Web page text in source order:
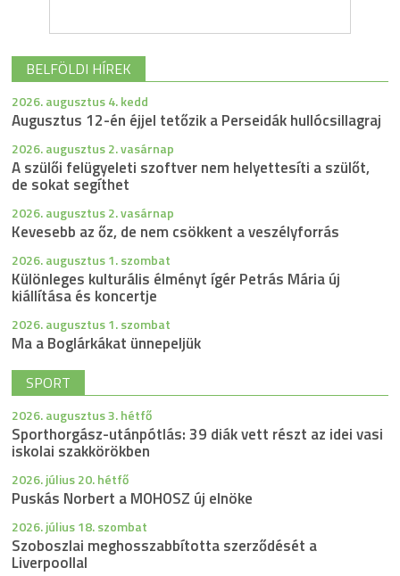
BELFÖLDI HÍREK
2026. augusztus 4. kedd
Augusztus 12-én éjjel tetőzik a Perseidák hullócsillagraj
2026. augusztus 2. vasárnap
A szülői felügyeleti szoftver nem helyettesíti a szülőt,
de sokat segíthet
2026. augusztus 2. vasárnap
Kevesebb az őz, de nem csökkent a veszélyforrás
2026. augusztus 1. szombat
Különleges kulturális élményt ígér Petrás Mária új
kiállítása és koncertje
2026. augusztus 1. szombat
Ma a Boglárkákat ünnepeljük
SPORT
2026. augusztus 3. hétfő
Sporthorgász-utánpótlás: 39 diák vett részt az idei vasi
iskolai szakkörökben
2026. július 20. hétfő
Puskás Norbert a MOHOSZ új elnöke
2026. július 18. szombat
Szoboszlai meghosszabbította szerződését a
Liverpoollal